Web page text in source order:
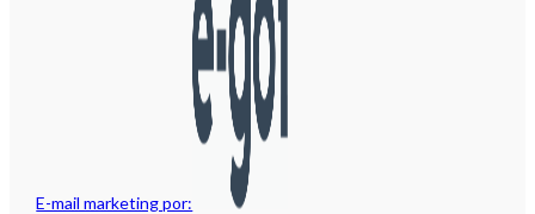
E-mail marketing por: